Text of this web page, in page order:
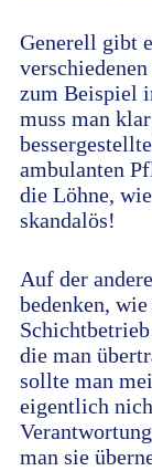
Generell gibt
zum Beispiel
muss man
ambulanten
die Löhne,
skandalös!
Auf der
bedenken,
die man
sollte man
eigentlich
man sie